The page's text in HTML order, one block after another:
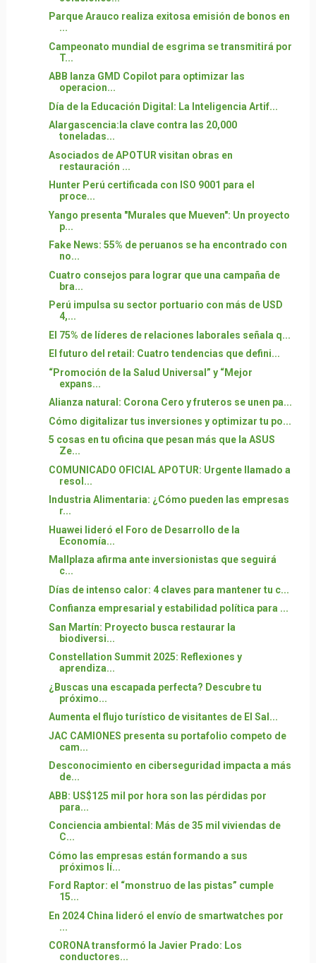
Parque Arauco realiza exitosa emisión de bonos en
...
Campeonato mundial de esgrima se transmitirá por
T...
ABB lanza GMD Copilot para optimizar las
operacion...
Día de la Educación Digital: La Inteligencia Artif...
Alargascencia:la clave contra las 20,000
toneladas...
Asociados de APOTUR visitan obras en
restauración ...
Hunter Perú certificada con ISO 9001 para el
proce...
Yango presenta "Murales que Mueven": Un proyecto
p...
Fake News: 55% de peruanos se ha encontrado con
no...
Cuatro consejos para lograr que una campaña de
bra...
Perú impulsa su sector portuario con más de USD
4,...
El 75% de líderes de relaciones laborales señala q...
El futuro del retail: Cuatro tendencias que defini...
“Promoción de la Salud Universal” y “Mejor
expans...
Alianza natural: Corona Cero y fruteros se unen pa...
Cómo digitalizar tus inversiones y optimizar tu po...
5 cosas en tu oficina que pesan más que la ASUS
Ze...
COMUNICADO OFICIAL APOTUR: Urgente llamado a
resol...
Industria Alimentaria: ¿Cómo pueden las empresas
r...
Huawei lideró el Foro de Desarrollo de la
Economía...
Mallplaza afirma ante inversionistas que seguirá
c...
Días de intenso calor: 4 claves para mantener tu c...
Confianza empresarial y estabilidad política para ...
San Martín: Proyecto busca restaurar la
biodiversi...
Constellation Summit 2025: Reflexiones y
aprendiza...
¿Buscas una escapada perfecta? Descubre tu
próximo...
Aumenta el flujo turístico de visitantes de El Sal...
JAC CAMIONES presenta su portafolio competo de
cam...
Desconocimiento en ciberseguridad impacta a más
de...
ABB: US$125 mil por hora son las pérdidas por
para...
Conciencia ambiental: Más de 35 mil viviendas de
C...
Cómo las empresas están formando a sus
próximos lí...
Ford Raptor: el “monstruo de las pistas” cumple
15...
En 2024 China lideró el envío de smartwatches por
...
CORONA transformó la Javier Prado: Los
conductores...